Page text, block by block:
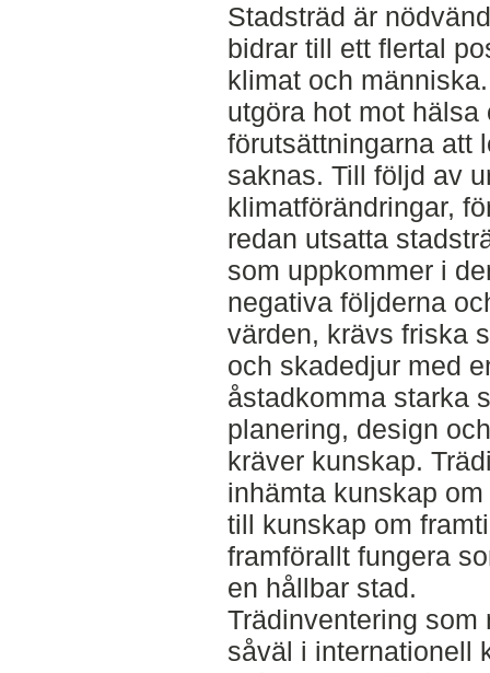
Stadsträd är
bidrar till ett flertal
klimat och
utgöra hot mot
förutsättningarna att
saknas. Till följd av
klimatförändringar,
redan utsatta
som uppkommer i
negativa följderna
värden, krävs friska
och skadedjur med
åstadkomma starka
planering, design
kräver kunskap.
inhämta kunskap
till kunskap om
framförallt fungera
en hållbar stad.
Trädinventering
såväl i internationell